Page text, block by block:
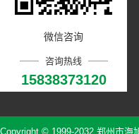
微信咨询
咨询热线
15838373120
Copyright © 1999-2032 郑州市